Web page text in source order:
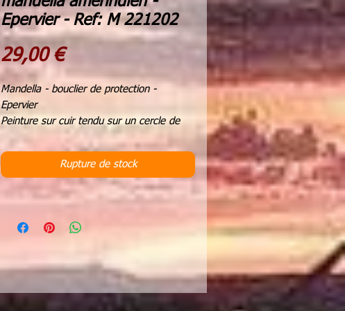
Epervier - Ref: M 221202
29,00 €Prix
Mandella - bouclier de protection -
Epervier
Peinture sur cuir tendu sur un cercle de
Perles bois
plumes naturelles
diamètre 12 cms
hauteur totale 40 cms
A l'origine, les shamans utilisaient le
de guérison.
Aujourd'hui, sa symbolique est importante
pour nous rappeler l'importance de
Rupture de stock